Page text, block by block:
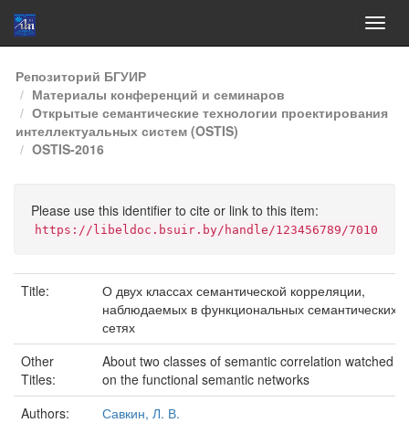
Skip
navigation
Репозиторий БГУИР
Материалы конференций и семинаров
Открытые семантические технологии проектирования
интеллектуальных систем (OSTIS)
OSTIS-2016
Please use this identifier to cite or link to this item:
https://libeldoc.bsuir.by/handle/123456789/7010
Title:
О двух классах семантической корреляции,
наблюдаемых в функциональных семантических
сетях
Other
Titles:
About two classes of semantic correlation watched
on the functional semantic networks
Authors:
Савкин, Л. В.